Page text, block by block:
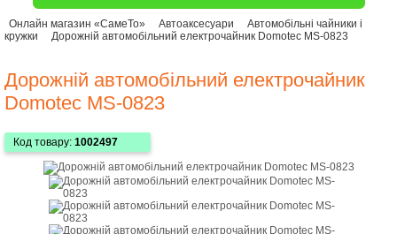
Онлайн магазин «СамеТо» Автоаксесуари
Автомобільні чайники і
кружки
Дорожній автомобільний електрочайник Domotec MS-0823
Дорожній автомобільний електрочайник
Domotec MS-0823
Код товару: 1002497